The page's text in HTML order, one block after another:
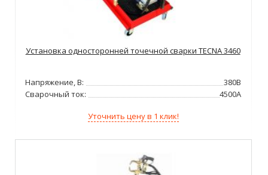
Установка односторонней точечной сварки TECNA 3460
Напряжение, В:
380В
Сварочный ток:
4500А
Уточнить цену в 1 клик!